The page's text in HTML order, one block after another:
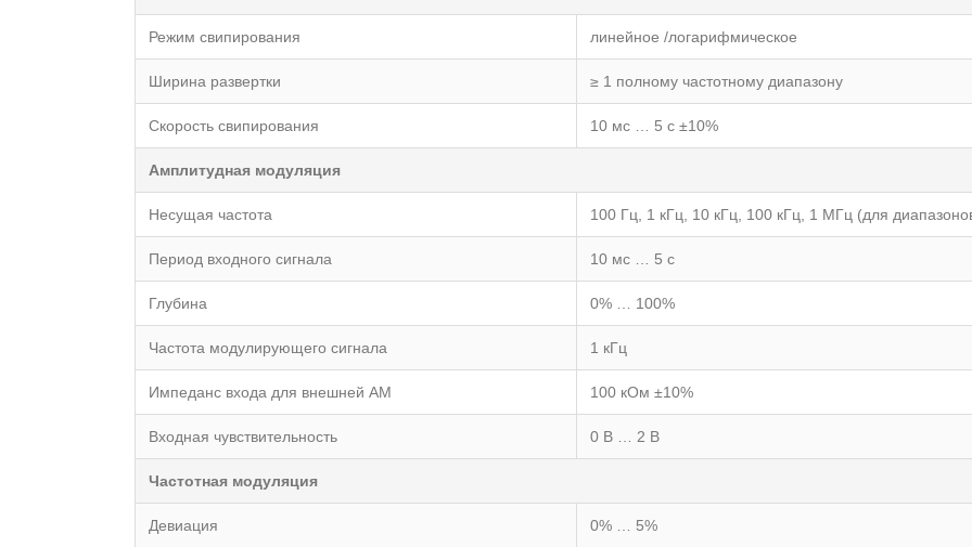
Режим свипирования линейное /логарифмическое
Ширина развертки ≥ 1 полному частотному диапазону
Скорость свипирования 10 мс … 5 с ±10%
Амплитудная модуляция
Несущая частота 100 Гц, 1 кГц, 10 кГц, 100 кГц, 1 МГц (для
Период входного сигнала 10 мс … 5 с
Глубина 0% … 100%
Частота модулирующего сигнала 1 кГц
Импеданс входа для внешней АМ 100 кОм ±10%
Входная чувствительность 0 В … 2 В
Частотная модуляция
Девиация 0% … 5%